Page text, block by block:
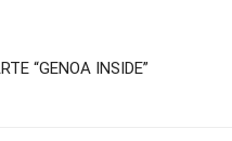
“GENOA INSIDE”